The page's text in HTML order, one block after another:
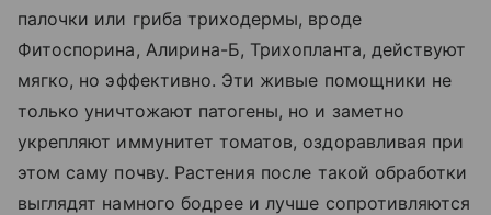
палочки или гриба триходермы, вроде
Фитоспорина, Алирина-Б, Трихопланта, действуют
мягко, но эффективно. Эти живые помощники не
только уничтожают патогены, но и заметно
укрепляют иммунитет томатов, оздоравливая при
этом саму почву. Растения после такой обработки
выглядят намного бодрее и лучше сопротивляются